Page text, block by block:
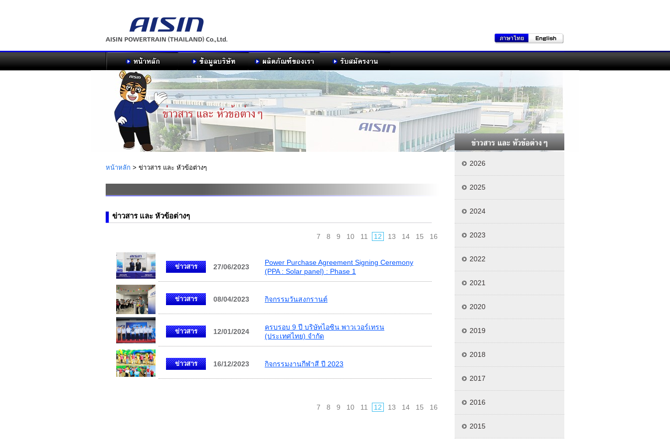
หน้าหลัก > ข่าวสาร และ หัวข้อต่างๆ
ข่าวสาร และ หัวข้อต่างๆ
7 8 9 10 11 12 13 14 15 16
ข่าวสาร 27/06/2023
Power Purchase Agreement Signing Ceremony
(PPA : Solar panel) : Phase 1
ข่าวสาร 08/04/2023 กิจกรรมวันสงกรานต์
ข่าวสาร 12/01/2024
ครบรอบ 9 ปี บริษัทไอซิน พาวเวอร์เทรน
(ประเทศไทย) จำกัด
ข่าวสาร 16/12/2023 กิจกรรมงานกีฬาสี ปี 2023
7 8 9 10 11 12 13 14 15 16
2026
2025
2024
2023
2022
2021
2020
2019
2018
2017
2016
2015